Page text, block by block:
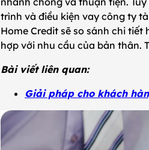
trình và điều kiện vay công ty
Home Credit sẽ so sánh chi
hợp với nhu cầu của bản thân.
Bài viết liên quan:
Giải pháp cho khách